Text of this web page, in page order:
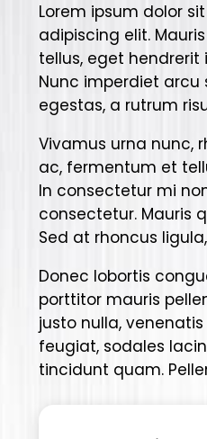
Lorem ipsum dolor
adipiscing elit.
tellus, eget
Nunc imperdiet arcu
egestas, a rutrum
Vivamus urna nunc,
ac, fermentum et
In consectetur mi
consectetur. Mauris
Sed at rhoncus
Donec lobortis
porttitor mauris
justo nulla,
feugiat, sodales
tincidunt quam.